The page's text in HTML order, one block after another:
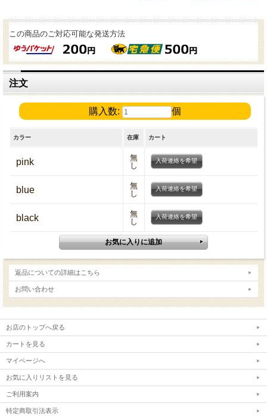
この商品のご対応可能な発送方法
注文
購入数: 個
カラー 在庫 カート
pink
無
し
入荷連絡を希望
blue
無
し
入荷連絡を希望
black
無
し
入荷連絡を希望
返品についての詳細はこちら
お問い合わせ
お店のトップへ戻る
カートを見る
マイページへ
お気に入りリストを見る
ご利用案内
特定商取引法表示